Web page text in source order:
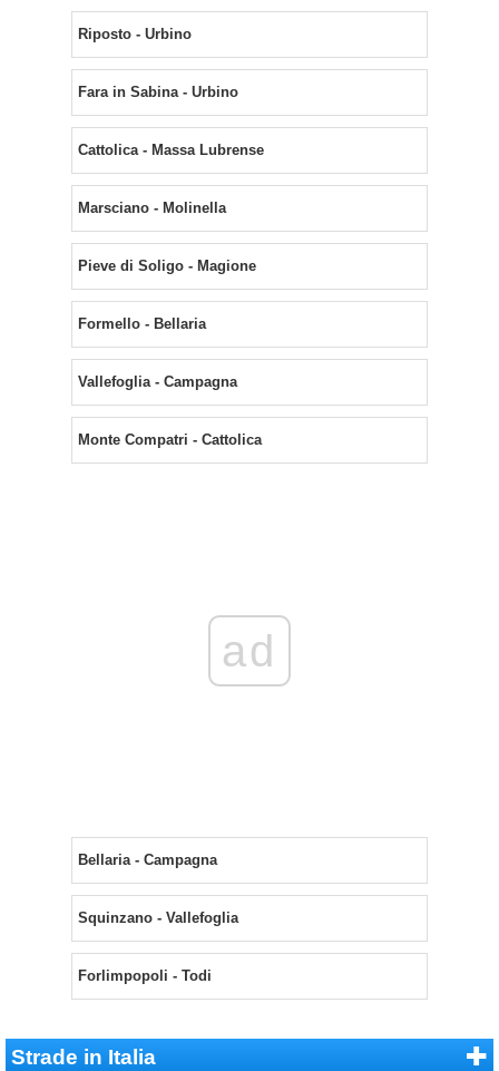
Riposto - Urbino
Fara in Sabina - Urbino
Cattolica - Massa Lubrense
Marsciano - Molinella
Pieve di Soligo - Magione
Formello - Bellaria
Vallefoglia - Campagna
Monte Compatri - Cattolica
ad
Bellaria - Campagna
Squinzano - Vallefoglia
Forlimpopoli - Todi
Strade in Italia